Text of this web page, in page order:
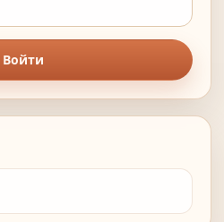
Войти